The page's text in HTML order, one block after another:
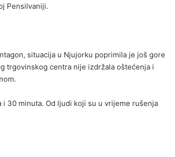
Pensilvaniji.
situacija u Njujorku poprimila je još gore
trgovinskog centra nije izdržala oštećenja i
30 minuta. Od ljudi koji su u vrijeme rušenja